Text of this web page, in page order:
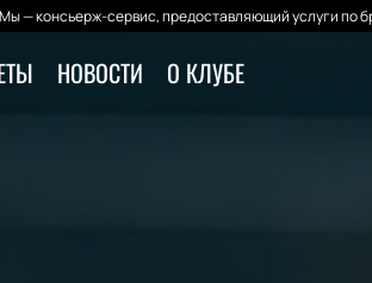
— консьерж-сервис, предоставляющий услуги по
НОВОСТИ О КЛУБЕ